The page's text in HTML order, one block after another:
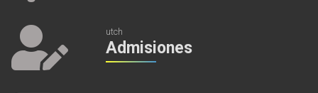
utch
Admisiones